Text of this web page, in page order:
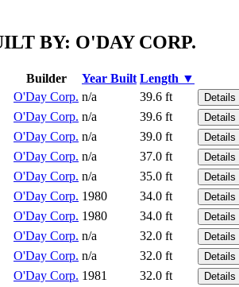
BY: O'DAY CORP.
Builder Year Built Length ▼
O'Day Corp. n/a 39.6 ft Details
O'Day Corp. n/a 39.6 ft Details
O'Day Corp. n/a 39.0 ft Details
O'Day Corp. n/a 37.0 ft Details
O'Day Corp. n/a 35.0 ft Details
O'Day Corp. 1980 34.0 ft Details
O'Day Corp. 1980 34.0 ft Details
O'Day Corp. n/a 32.0 ft Details
O'Day Corp. n/a 32.0 ft Details
O'Day Corp. 1981 32.0 ft Details